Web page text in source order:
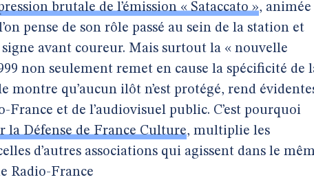
brutale de l’émission « Sataccato », animée
pense de son rôle passé au sein de la station et
avant coureur. Mais surtout la « nouvelle
non seulement remet en cause la spécificité de
montre qu’aucun ilôt n’est protégé, rend
France et de l’audiovisuel public. C’est pourquoi
la Défense de France Culture, multiplie les
d’autres associations qui agissent dans le
Radio-France